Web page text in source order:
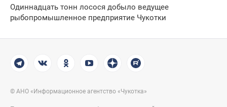
Одиннадцать тонн лосося добыло ведущее
рыбопромышленное предприятие Чукотки
© АНО «Информационное агентство «Чукотка»